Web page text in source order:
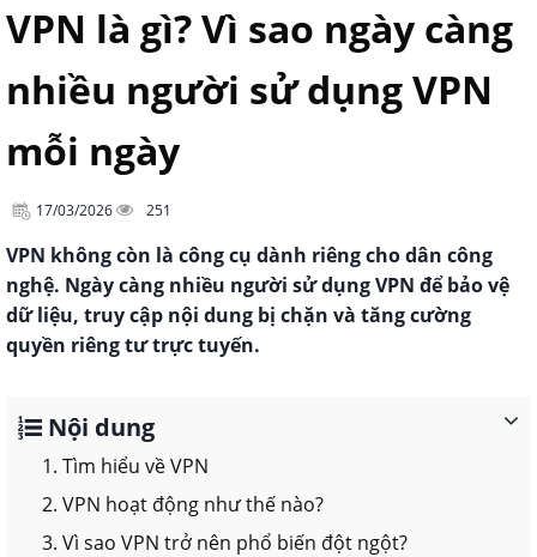
VPN là gì? Vì sao ngày càng
nhiều người sử dụng VPN
mỗi ngày
17/03/2026 251
VPN không còn là công cụ dành riêng cho dân công
nghệ. Ngày càng nhiều người sử dụng VPN để bảo vệ
dữ liệu, truy cập nội dung bị chặn và tăng cường
quyền riêng tư trực tuyến.
Nội dung
1. Tìm hiểu về VPN
2. VPN hoạt động như thế nào?
3. Vì sao VPN trở nên phổ biến đột ngột?